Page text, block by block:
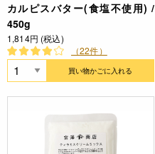
カルピスバター(食塩不使用) /
450g
1,814円 (税込)
（22件）
買い物かごに入れる